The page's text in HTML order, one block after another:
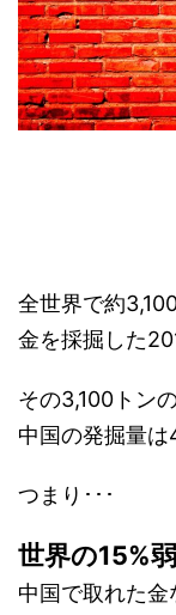
全世界で約
金を採掘した
その3,100トン
中国の発掘量
つまり･･･
世界の15%弱
中国で取れた金